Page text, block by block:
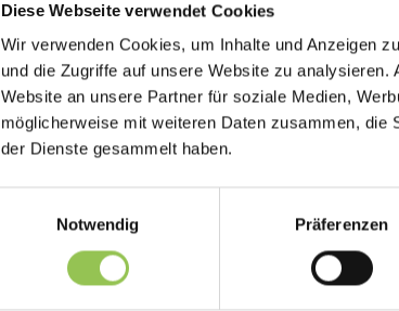
Diese Webseite verwendet Cookies
Wir verwenden Cookies, um Inhalte und Anzeigen
und die Zugriffe auf unsere Website zu
Website an unsere Partner für soziale Medien,
möglicherweise mit weiteren Daten zusammen, die
der Dienste gesammelt haben.
Notwendig
Präferenzen